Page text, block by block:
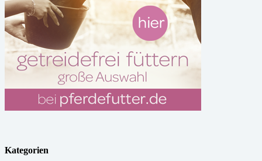
Kategorien